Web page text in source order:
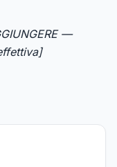
—